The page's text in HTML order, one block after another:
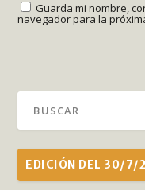
Guarda mi nombre,
navegador para la
EDICIÓN DEL 30/7/